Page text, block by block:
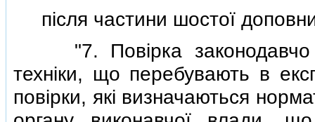
пiсля частини шостої
"7. Повiрка законодавчо
технiки, що перебувають в
повiрки, якi визначаються